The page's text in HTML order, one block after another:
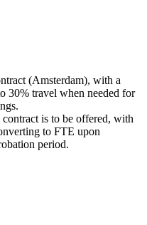
(Amsterdam), with a
30% travel when needed for
is to be offered, with
to FTE upon
period.